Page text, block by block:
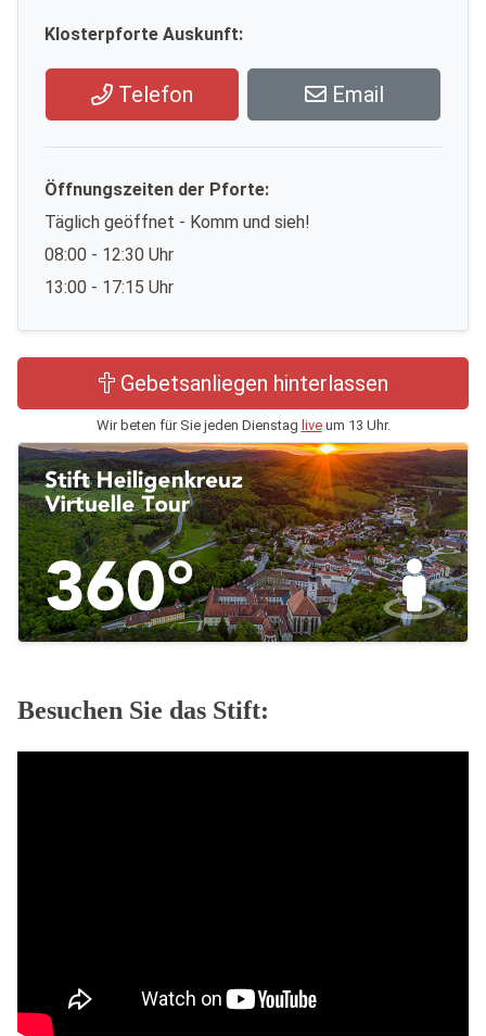
Klosterpforte Auskunft:
Telefon Email
Öffnungszeiten der Pforte:
Täglich geöffnet - Komm und sieh!
08:00 - 12:30 Uhr
13:00 - 17:15 Uhr
Gebetsanliegen hinterlassen
Wir beten für Sie jeden Dienstag liveum 13 Uhr.
Besuchen Sie das Stift: